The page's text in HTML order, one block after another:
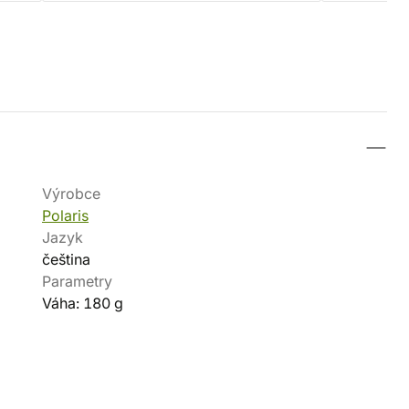
Výrobce
Polaris
Jazyk
čeština
Parametry
Váha: 180 g